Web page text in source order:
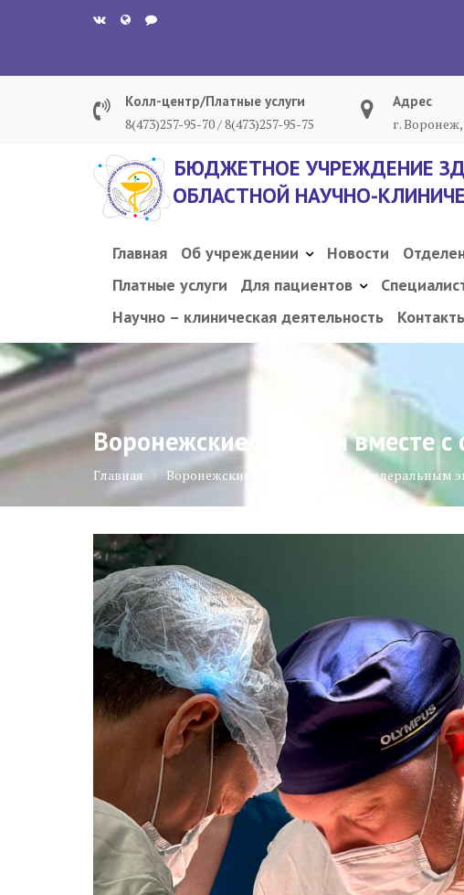
Колл-центр/Платные услуги
8(473)257-95-70 / 8(473)257-95-75
Адрес
г.
БЮДЖЕТНОЕ УЧРЕЖДЕНИЕ
ОБЛАСТНОЙ НАУЧНО-
Главная Об учреждении Новости
Платные услуги
Для пациентов
Научно – клиническая деятельность
Воронежские хирурги вместе
Главная Воронежские хирурги вместе с федеральным